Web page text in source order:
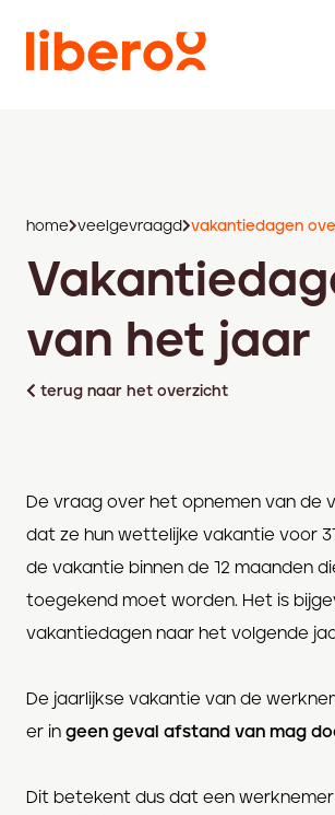
home veelgevraagd vakantiedagen
van het jaar
terug naar het overzicht
De vraag over het opnemen van de
dat ze hun wettelijke vakantie voor
de vakantie binnen de 12 maanden
toegekend moet worden. Het is
vakantiedagen naar het volgende
De jaarlijkse vakantie van de
er in geen geval afstand van mag
Dit betekent dus dat een